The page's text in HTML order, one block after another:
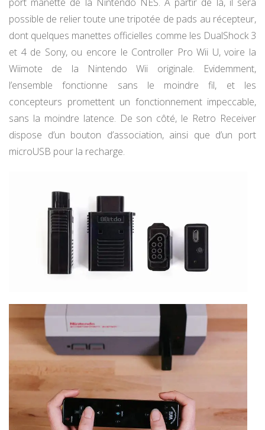
possible de relier toute une tripotée de pads au récepteur,
dont quelques manettes officielles comme les DualShock 3
et 4 de Sony, ou encore le Controller Pro Wii U, voire la
Wiimote de la Nintendo Wii originale. Evidemment,
l’ensemble fonctionne sans le moindre fil, et les
concepteurs promettent un fonctionnement impeccable,
sans la moindre latence. De son côté, le Retro Receiver
dispose d’un bouton d’association, ainsi que d’un port
microUSB pour la recharge.